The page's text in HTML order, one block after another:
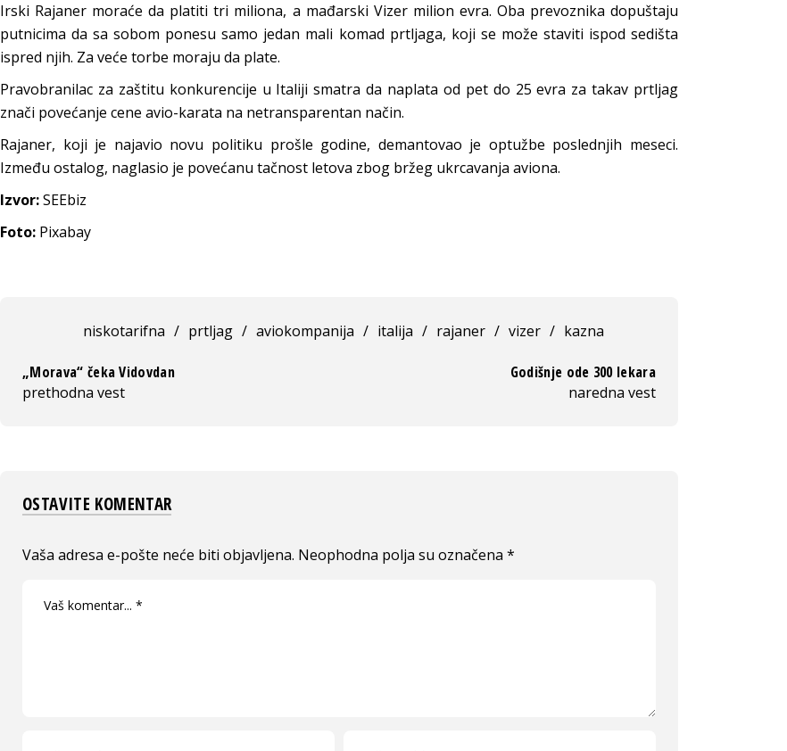
Irski Rajaner moraće da platiti tri miliona, a mađarski Vizer milion evra. Oba prevoznika dopuštaju
putnicima da sa sobom ponesu samo jedan mali komad prtljaga, koji se može staviti ispod sedišta
ispred njih. Za veće torbe moraju da plate.
Pravobranilac za zaštitu konkurencije u Italiji smatra da naplata od pet do 25 evra za takav prtljag
znači povećanje cene avio-karata na netransparentan način.
Rajaner, koji je najavio novu politiku prošle godine, demantovao je optužbe poslednjih meseci.
Između ostalog, naglasio je povećanu tačnost letova zbog bržeg ukrcavanja aviona.
Izvor:SEEbiz
Foto: Pixabay
niskotarifna / prtljag / aviokompanija / italija / rajaner / vizer / kazna
„Morava“ čeka Vidovdan
prethodna vest
Godišnje ode 300 lekara
naredna vest
OSTAVITE KOMENTAR
Vaša adresa e-pošte neće biti objavljena. Neophodna polja su označena *